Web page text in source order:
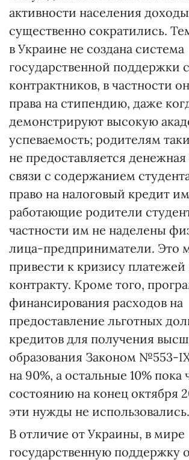
активности населения
существенно сократились.
в Украине не создана система
государственной поддержки
контрактников, в частности
права на стипендию, даже
демонстрируют высокую
успеваемость; родителям
не предоставляется
связи с содержанием
право на налоговый кредит
работающие родители
частности им не наделены
лица-предприниматели. Это
привести к кризису платежей
контракту. Кроме того,
финансирования расходов на
предоставление льготных
кредитов для получения
образования Законом №553-
на 90%, а остальные 10% пока
состоянию на конец октября
эти нужды не использовались.
В отличие от Украины, в мире
государственную поддержку